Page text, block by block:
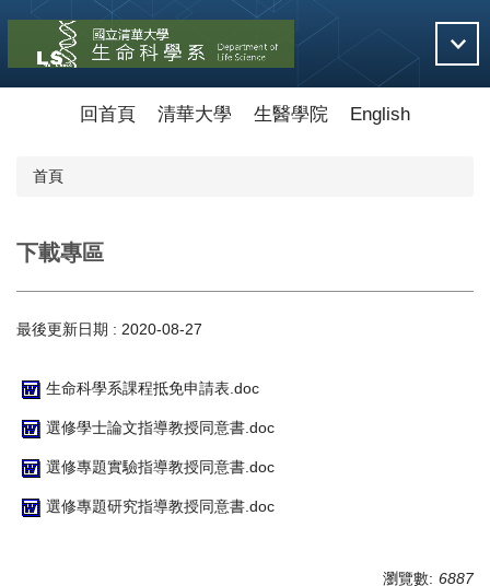
要
回首頁 清華大學 生醫學院 English
首頁
下載專區
最後更新日期 : 2020-08-27
生命科學系課程抵免申請表.doc
選修學士論文指導教授同意書.doc
選修專題實驗指導教授同意書.doc
選修專題研究指導教授同意書.doc
瀏覽數: 6887